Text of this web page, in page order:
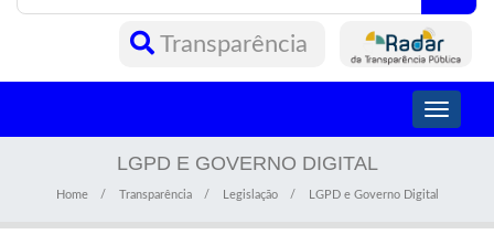
Transparência
Toggle
LGPD E GOVERNO DIGITAL
Home Transparência Legislação LGPD e Governo Digital